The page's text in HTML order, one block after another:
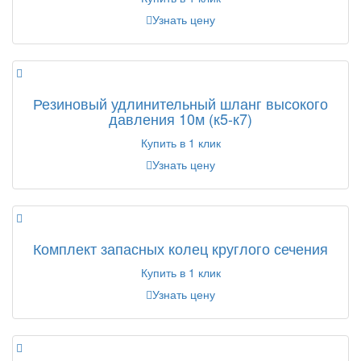
Узнать цену
Резиновый удлинительный шланг высокого
давления 10м (к5-к7)
Купить в 1 клик
Узнать цену
Комплект запасных колец круглого сечения
Купить в 1 клик
Узнать цену